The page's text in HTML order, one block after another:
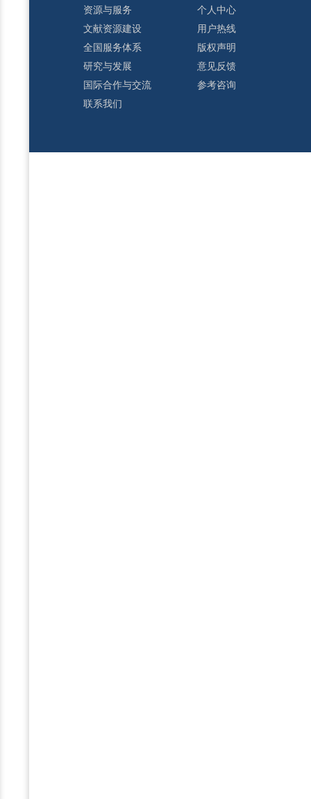
资源与服务
文献资源建设
全国服务体系
研究与发展
国际合作与交流
联系我们
个人中心
用户热线
版权声明
意见反馈
参考咨询